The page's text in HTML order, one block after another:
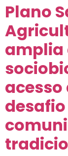
Plano
amplia